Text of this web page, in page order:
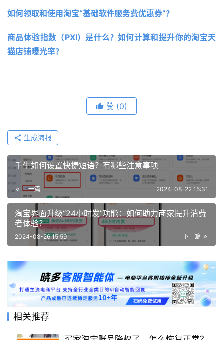
如何领取和使用淘宝“基础软件服务费优惠券”？
商品体验指数（PXI）是什么？如何计算和提升你的淘宝天
猫店铺曝光率？
赞 (0)
生成海报
千牛如何设置快捷短语？有哪些注意事项
上一篇 2024-08-22 15:31
淘宝界面升级“24小时发”功能：如何助力商家提升消费
者体验？
下一篇
2024-08-26 15:59
相关推荐